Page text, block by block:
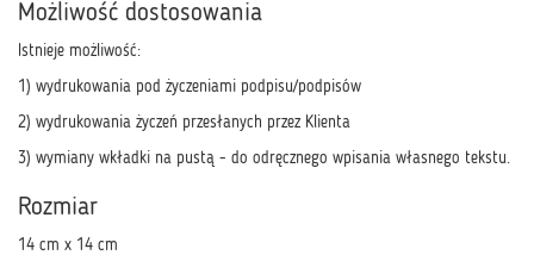
Możliwość dostosowania
Istnieje możliwość:
1) wydrukowania pod życzeniami podpisu/podpisów
2) wydrukowania życzeń przesłanych przez Klienta
3) wymiany wkładki na pustą - do odręcznego wpisania własnego tekstu.
Rozmiar
14 cm x 14 cm